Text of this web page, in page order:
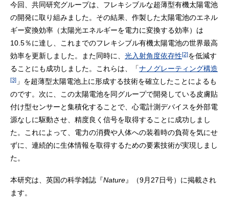
今回、共同研究グループは、フレキシブルな超薄型有機太陽電池
の開発に取り組みました。その結果、作製した太陽電池のエネル
ギー変換効率（太陽光エネルギーを電力に変換する効率）は
10.5％に達し、これまでのフレキシブル有機太陽電池の世界最高
効率を更新しました。また同時に、 光入射角度依存性[2]を低減す
ることにも成功しました。これらは、「ナノグレーティング構造
[3] 」を超薄型太陽電池上に形成する技術を確立したことによるも
のです。次に、この太陽電池を同グループで開発している皮膚貼
付け型センサーと集積化することで、心電計測デバイスを外部電
源なしに駆動させ、精度良く信号を取得することに成功しまし
た。これによって、電力の消費や人体への装着時の負荷を気にせ
ずに、連続的に生体情報を取得するための要素技術が実現しまし
た。
本研究は、英国の科学雑誌『Nature』（9月27日号）に掲載され
ます。